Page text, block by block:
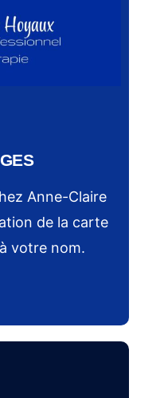
Anne-Claire
de la carte
votre nom.